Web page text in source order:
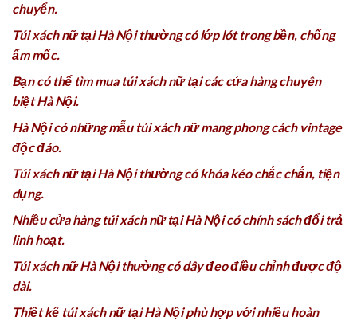
chuyển.
Túi xách nữ tại Hà Nội thường có lớp lót trong bền, chống
ẩm mốc.
Bạn có thể tìm mua túi xách nữ tại các cửa hàng chuyên
biệt Hà Nội.
Hà Nội có những mẫu túi xách nữ mang phong cách vintage
độc đáo.
Túi xách nữ tại Hà Nội thường có khóa kéo chắc chắn, tiện
dụng.
Nhiều cửa hàng túi xách nữ tại Hà Nội có chính sách đổi trả
linh hoạt.
Túi xách nữ Hà Nội thường có dây đeo điều chỉnh được độ
dài.
Thiết kế túi xách nữ tại Hà Nội phù hợp với nhiều hoàn